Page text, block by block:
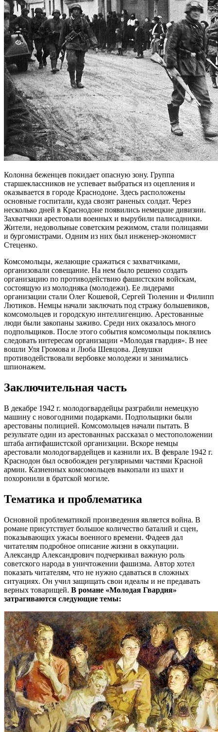
Колонна беженцев покидает опасную зону. Группа
старшеклассников не успевает выбраться из оцепления и
оказывается в городе Краснодоне. Здесь расположены
основные госпитали, куда свозят раненых солдат. Через
несколько дней в Краснодоне появились немецкие дивизии.
Захватчики арестовали военных и вырубили палисадники.
Жители, недовольные советским режимом, стали полицаями
и бургомистрами. Одним из них был инженер-экономист
Стеценко.
Комсомольцы, желающие сражаться с захватчиками,
организовали совещание. На нем было решено создать
организацию по противодействию фашистским войскам,
состоящую из молодняка (молодежи). Ее лидерами
организации стали Олег Кошевой, Сергей Тюленин и Филипп
Лютиков. Немцы начали заключать под стражу большевиков,
комсомольцев и городскую интеллигенцию. Арестованные
люди были закопаны заживо. Среди них оказалось много
подпольщиков. После этого события комсомольцы поклялись
следовать интересам организации «Молодая гвардия». В нее
вошли Уля Громова и Люба Шевцова. Девушки
противодействовали вербовке молодежи и занимались
шпионажем.
Заключительная часть
В декабре 1942 г. молодогвардейцы разграбили немецкую
машину с новогодними подарками. Подпольщики были
арестованы полицией. Комсомольцев начали пытать. В
результате один из арестованных рассказал о местоположении
штаба антифашистской организации. Вскоре немцы
арестовали молодогвардейцев и казнили их. В феврале 1942 г.
Краснодон был освобожден регулярными частями Красной
армии. Казненных комсомольцев выкопали из шахт и
похоронили в братской могиле.
Тематика и проблематика
Основной проблематикой произведения является война. В
романе присутствует большое количество баталий и сцен,
показывающих ужасы военного времени. Фадеев дал
читателям подробное описание жизни в оккупации.
Александр Александрович подчеркивал важную роль
советского народа в уничтожении фашизма. Автор хотел
показать читателям, что не нужно сдаваться в сложных
ситуациях. Он учил защищать свои идеалы и не предавать
верных товарищей. В романе «Молодая Гвардия»
затрагиваются следующие темы: